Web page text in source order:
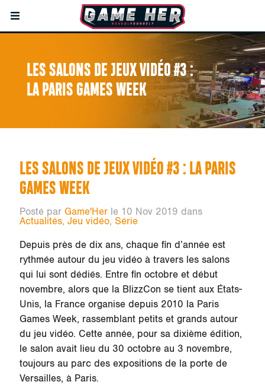
LES SALONS DE JEUX VIDÉO #3 :
LA PARIS GAMES WEEK
LES SALONS DE JEUX VIDÉO #3 : LA PARIS
GAMES WEEK
Posté par Game'Herle 10 Nov 2019 dans
Actualités, Jeu vidéo, Série
Depuis près de dix ans, chaque fin d’année est
rythmée autour du jeu vidéo à travers les salons
qui lui sont dédiés. Entre fin octobre et début
novembre, alors que la BlizzCon se tient aux États-
Unis, la France organise depuis 2010 la Paris
Games Week, rassemblant petits et grands autour
du jeu vidéo. Cette année, pour sa dixième édition,
le salon avait lieu du 30 octobre au 3 novembre,
toujours au parc des expositions de la porte de
Versailles, à Paris.